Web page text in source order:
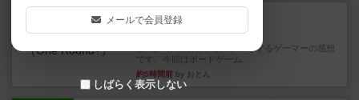
レビュー
画像付き
ワンラウンド
星5軽〜中量級を中心にプレイするゲーマーの感想
です。今回はボードゲーム...
約5時間前 by おとん
メールで会員登録
しばらく表示しない